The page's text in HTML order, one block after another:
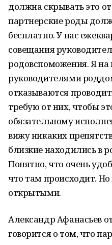
должна скрывать это
партнерские роды
бесплатно. У нас
совещания
родовспоможения. Я на
руководителями
отказываются
требую от них, чтобы
обязательному
вижу никаких
близкие находились в
Понятно, что очень
что там происходит.
открытыми.
Александр Афанасьев
говорится о том, что